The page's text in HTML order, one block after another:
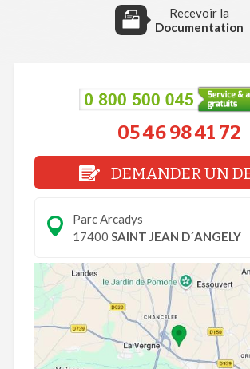
Recevoir la
Documentation
05 46 98 41 72
DEMANDER UN
Parc Arcadys
17400 SAINT JEAN D´ANGELY